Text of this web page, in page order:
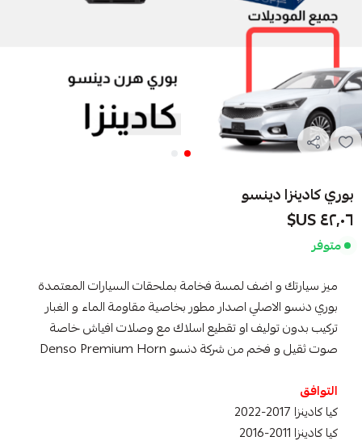
بوري كادينزا دينسو
٤٢٫٠٦ US$
متوفر
ميز سيارتك و اضف لمسة فخامة بملحقات السيارات المعتمدة
بوري دنسو الاصلي اصدار مطور بخاصية مقاومة الماء و الغبار
تركيب بدون توليف او تقطيع اسلاك مع وصلات افياش خاصة
صوت ثقيل و فخم من شركة دنسو Denso Premium Horn
التوافق
كيا كادينزا 2017-2022
كيا كادينزا 2011-2016